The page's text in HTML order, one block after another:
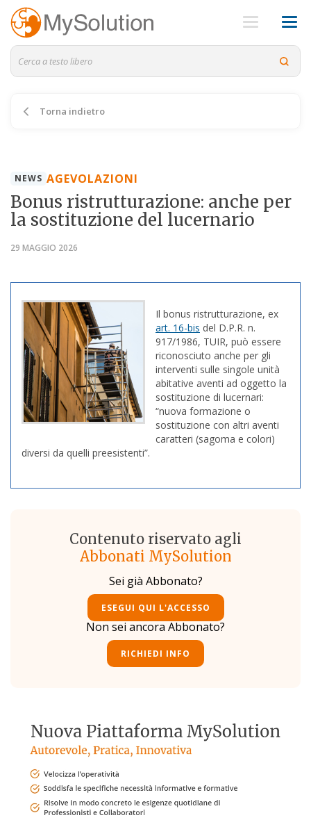
Torna indietro
NEWS AGEVOLAZIONI
Bonus ristrutturazione: anche per
la sostituzione del lucernario
29 MAGGIO 2026
Il bonus ristrutturazione, ex
art. 16-bis del D.P.R. n.
917/1986, TUIR, può essere
riconosciuto anche per gli
interventi sulle singole unità
abitative aventi ad oggetto la
sostituzione di lucernari:
“nuova formazione o
sostituzione con altri aventi
caratteri (sagoma e colori)
diversi da quelli preesistenti”.
Contenuto riservato agli
Abbonati MySolution
Sei già Abbonato?
ESEGUI QUI L'ACCESSO
Non sei ancora Abbonato?
RICHIEDI INFO